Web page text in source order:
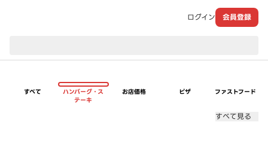
ログイン 会員登録
すべて
ハンバーグ・ス
テーキ
お店価格 ピザ ファストフード
すべて見る